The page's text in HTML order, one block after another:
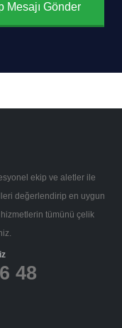
Mesajı Gönder
ekip ve aletler ile
değerlendirip en uygun
tümünü çelik
48